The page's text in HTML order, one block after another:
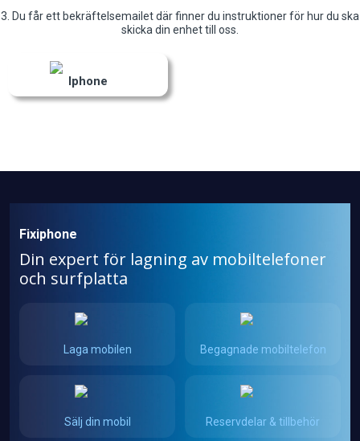
3. Du får ett bekräftelsemailet där finner du instruktioner för hur du ska
skicka din enhet till oss.
Iphone
Fixiphone
Din expert för lagning av mobiltelefoner
och surfplatta
Laga mobilen Begagnade mobiltelefon
Sälj din mobil Reservdelar & tillbehör